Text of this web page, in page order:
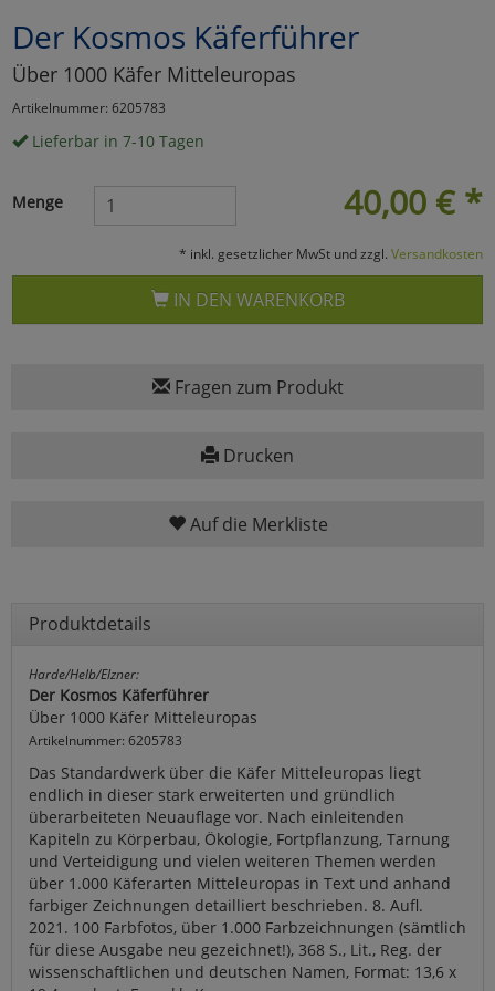
Der Kosmos Käferführer
Über 1000 Käfer Mitteleuropas
Artikelnummer: 6205783
Lieferbar in 7-10 Tagen
40,00 € *
Menge
* inkl. gesetzlicher MwSt und zzgl. Versandkosten
IN DEN WARENKORB
Fragen zum Produkt
Drucken
Auf die Merkliste
Produktdetails
Harde/Helb/Elzner:
Der Kosmos Käferführer
Über 1000 Käfer Mitteleuropas
Artikelnummer: 6205783
Das Standardwerk über die Käfer Mitteleuropas liegt
endlich in dieser stark erweiterten und gründlich
überarbeiteten Neuauflage vor. Nach einleitenden
Kapiteln zu Körperbau, Ökologie, Fortpflanzung, Tarnung
und Verteidigung und vielen weiteren Themen werden
über 1.000 Käferarten Mitteleuropas in Text und anhand
farbiger Zeichnungen detailliert beschrieben. 8. Aufl.
2021. 100 Farbfotos, über 1.000 Farbzeichnungen (sämtlich
für diese Ausgabe neu gezeichnet!), 368 S., Lit., Reg. der
wissenschaftlichen und deutschen Namen, Format: 13,6 x
Marketing
Umfragetools
Cookies
Alle Akzeptieren
Cookies
zurückzu Haupptseite